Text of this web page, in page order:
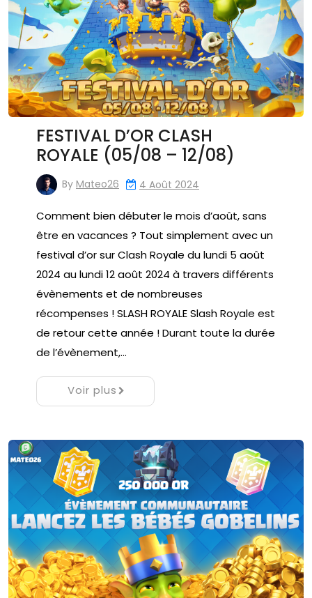
FESTIVAL D’OR CLASH
ROYALE (05/08 – 12/08)
By Mateo26 4 Août 2024
Comment bien débuter le mois d’août, sans
être en vacances ? Tout simplement avec un
festival d’or sur Clash Royale du lundi 5 août
2024 au lundi 12 août 2024 à travers différents
évènements et de nombreuses
récompenses ! SLASH ROYALE Slash Royale est
de retour cette année ! Durant toute la durée
de l’évènement,…
Voir plus